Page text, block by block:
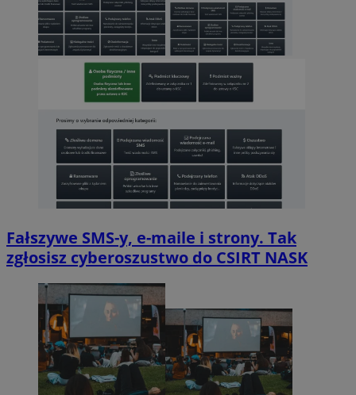
Fałszywe SMS-y, e-maile i strony. Tak
zgłosisz cyberoszustwo do CSIRT NASK